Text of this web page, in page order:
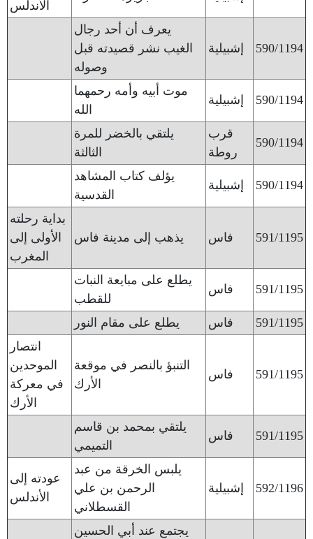
الأندلس
590/1194 إشبيلية
يعرف أن أحد رجال
الغيب نشر قصيدته قبل
وصوله
590/1194 إشبيلية
موت أبيه وأمه رحمهما
الله
590/1194
قرب
روطة
يلتقي بالخضر للمرة
الثالثة
590/1194 إشبيلية
يؤلف كتاب المشاهد
القدسية
591/1195 فاس يذهب إلى مدينة فاس
بداية رحلته
الأولى إلى
المغرب
591/1195 فاس
يطلع على مبايعة النبات
للقطب
591/1195
فاس يطلع على مقام النور
591/1195 فاس
التنبؤ بالنصر في موقعة
الأرك
انتصار
الموحدين
في معركة
الأرك
591/1195 فاس
يلتقي بمحمد بن قاسم
التميمي
592/1196 إشبيلية
يلبس الخرقة من عبد
الرحمن بن علي
القسطلاني
عودته إلى
الأندلس
يجتمع عند أبي الحسين